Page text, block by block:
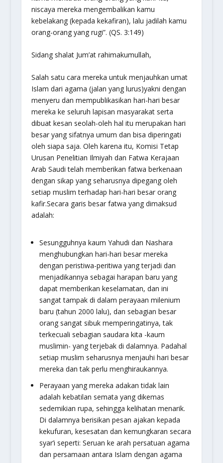
niscaya mereka mengembalikan kamu
kebelakang (kepada kekafiran), lalu jadilah kamu
orang-orang yang rugi”. (QS. 3:149)
Sidang shalat Jum’at rahimakumullah,
Salah satu cara mereka untuk menjauhkan umat
Islam dari agama (jalan yang lurus)yakni dengan
menyeru dan mempublikasikan hari-hari besar
mereka ke seluruh lapisan masyarakat serta
dibuat kesan seolah-oleh hal itu merupakan hari
besar yang sifatnya umum dan bisa diperingati
oleh siapa saja. Oleh karena itu, Komisi Tetap
Urusan Penelitian Ilmiyah dan Fatwa Kerajaan
Arab Saudi telah memberikan fatwa berkenaan
dengan sikap yang seharusnya dipegang oleh
setiap muslim terhadap hari-hari besar orang
kafir.Secara garis besar fatwa yang dimaksud
adalah:
Sesungguhnya kaum Yahudi dan Nashara
menghubungkan hari-hari besar mereka
dengan peristiwa-peritiwa yang terjadi dan
menjadikannya sebagai harapan baru yang
dapat memberikan keselamatan, dan ini
sangat tampak di dalam perayaan milenium
baru (tahun 2000 lalu), dan sebagian besar
orang sangat sibuk memperingatinya, tak
terkecuali sebagian saudara kita -kaum
muslimin- yang terjebak di dalamnya. Padahal
setiap muslim seharusnya menjauhi hari besar
mereka dan tak perlu menghiraukannya.
Perayaan yang mereka adakan tidak lain
adalah kebatilan semata yang dikemas
sedemikian rupa, sehingga kelihatan menarik.
Di dalamnya berisikan pesan ajakan kepada
kekufuran, kesesatan dan kemungkaran secara
syar’i seperti: Seruan ke arah persatuan agama
dan persamaan antara Islam dengan agama